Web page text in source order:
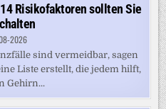
Risikofaktoren sollten Sie
2026
sind vermeidbar, sagen
Liste erstellt, die jedem hilft,
Gehirn...